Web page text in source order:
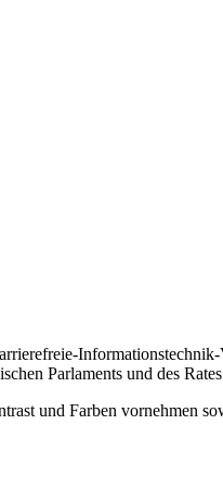
Parlaments und des
und Farben vornehmen